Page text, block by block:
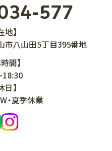
577
地】
市八山田5丁目395番地
間】
18:30
日】
・夏季休業